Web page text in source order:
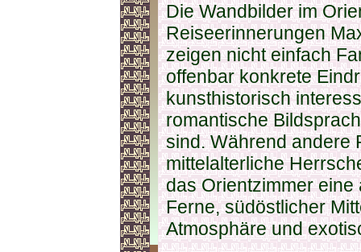
Die Wandbilder im
Reiseerinnerungen
zeigen nicht einfach
offenbar konkrete
kunsthistorisch
romantische
sind. Während andere
mittelalterliche
das Orientzimmer
Ferne, südöstlicher
Atmosphäre und